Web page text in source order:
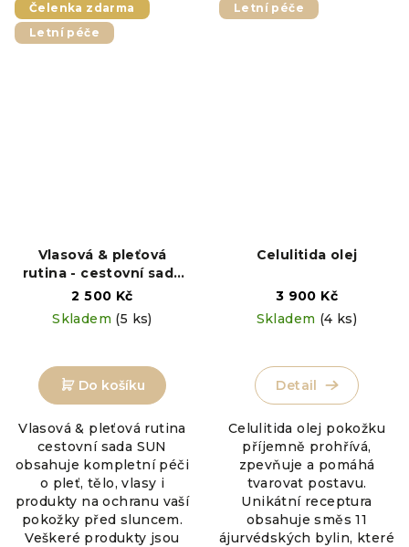
Čelenka zdarma
Letní péče
Vlasová & pleťová
rutina - cestovní sada
SUN
2 500 Kč
Skladem (5 ks)
Do košíku
Vlasová & pleťová rutina
cestovní sada SUN
obsahuje kompletní péči
o pleť, tělo, vlasy i
produkty na ochranu vaší
pokožky před sluncem.
Veškeré produkty jsou
Letní péče
Celulitida olej
3 900 Kč
Skladem (4 ks)
Detail
Celulitida olej pokožku
příjemně prohřívá,
zpevňuje a pomáhá
tvarovat postavu.
Unikátní receptura
obsahuje směs 11
ájurvédských bylin, které